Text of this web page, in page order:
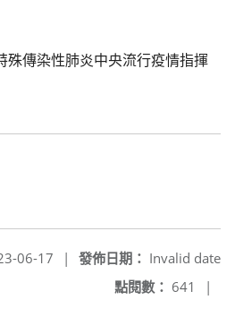
殊傳染性肺炎中央流行疫情指揮
發佈日期： Invalid date
06-17
|
點閱數： 641 |